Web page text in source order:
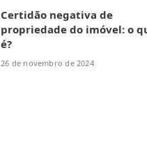
Certidão negativa de
propriedade do imóvel: o
é?
26 de novembro de 2024